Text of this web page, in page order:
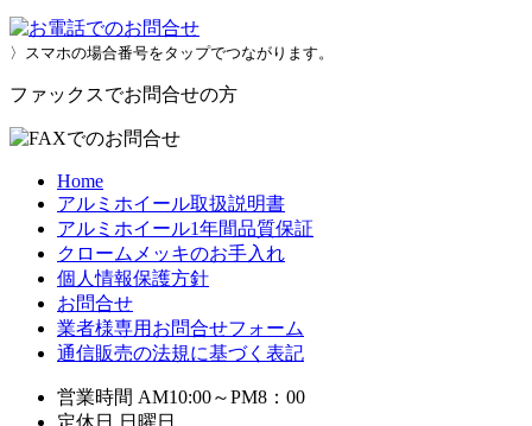
〉スマホの場合番号をタップでつながります。
ファックスでお問合せの方
Home
アルミホイール取扱説明書
アルミホイール1年間品質保証
クロームメッキのお手入れ
個人情報保護方針
お問合せ
業者様専用お問合せフォーム
通信販売の法規に基づく表記
営業時間 AM10:00～PM8：00